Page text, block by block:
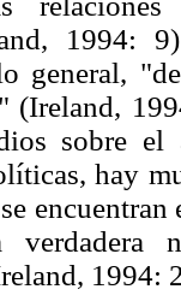
1994:
general,
(Ireland,
sobre
hay
1994: